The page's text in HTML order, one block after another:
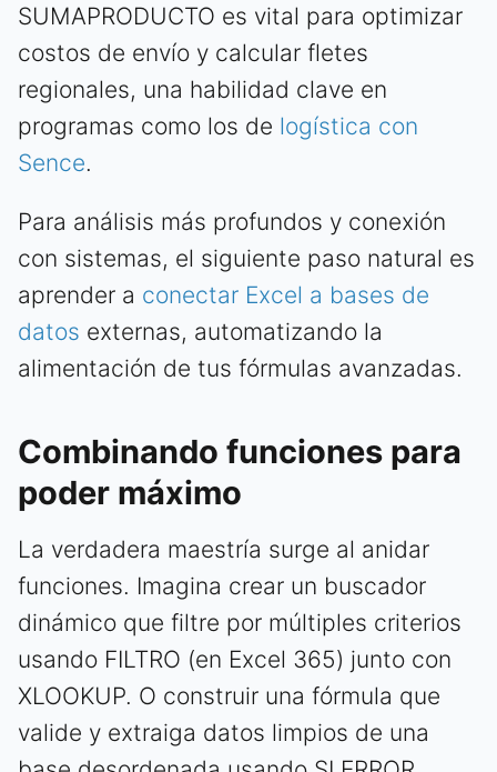
SUMAPRODUCTO es vital para optimizar
costos de envío y calcular fletes
regionales, una habilidad clave en
programas como los de logística con
Sence.
Para análisis más profundos y conexión
con sistemas, el siguiente paso natural es
aprender a conectar Excel a bases de
datos externas, automatizando la
alimentación de tus fórmulas avanzadas.
Combinando funciones para
poder máximo
La verdadera maestría surge al anidar
funciones. Imagina crear un buscador
dinámico que filtre por múltiples criterios
usando FILTRO (en Excel 365) junto con
XLOOKUP. O construir una fórmula que
valide y extraiga datos limpios de una